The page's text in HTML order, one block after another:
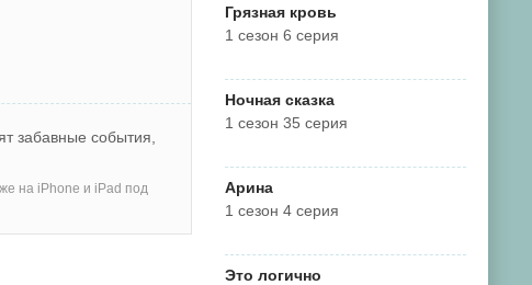
забавные события,
на iPhone и iPad под
Грязная кровь
1 сезон 6 серия
Ночная сказка
1 сезон 35 серия
Арина
1 сезон 4 серия
Это логично